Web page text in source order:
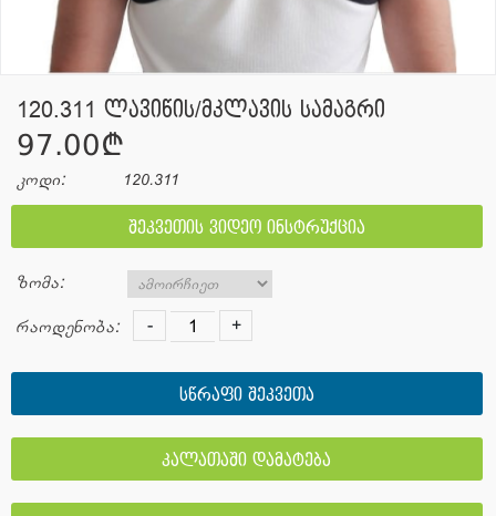
120.311 ლავიწის/მკლავის სამაგრი
97.00¢
კოდი: 120.311
შეკვეთის ვიდეო ინსტრუქცია
ზომა:
რაოდენობა: - +
სწრაფი შეკვეთა
კალათაში დამატება